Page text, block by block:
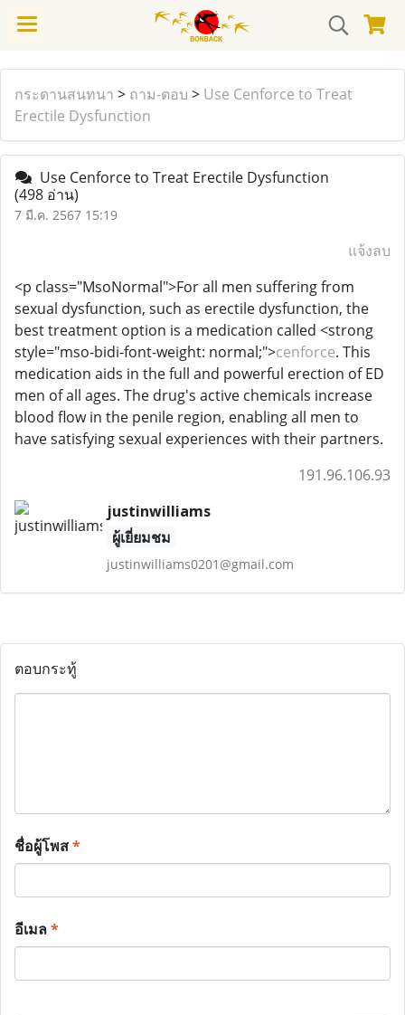
กระดานสนทนา > ถาม-ตอบ > Use Cenforce to Treat
Erectile Dysfunction
Use Cenforce to Treat Erectile Dysfunction
(498 อ่าน)
7 มี.ค. 2567 15:19
แจ้งลบ
<p class="MsoNormal">For all men suffering from
sexual dysfunction, such as erectile dysfunction, the
best treatment option is a medication called <strong
style="mso-bidi-font-weight: normal;">cenforce. This
medication aids in the full and powerful erection of ED
men of all ages. The drug's active chemicals increase
blood flow in the penile region, enabling all men to
have satisfying sexual experiences with their partners.
191.96.106.93
justinwilliams
ผู้เยี่ยมชม
justinwilliams0201@gmail.com
ตอบกระทู้
ชื่อผู้โพส*
อีเมล*